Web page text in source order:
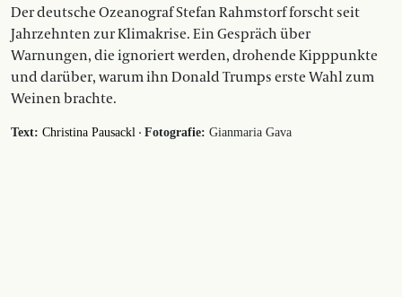
Der deutsche Ozeanograf Stefan Rahmstorf forscht seit
Jahrzehnten zur Klimakrise. Ein Gespräch über
Warnungen, die ignoriert werden, drohende Kipppunkte
und darüber, warum ihn Donald Trumps erste Wahl zum
Weinen brachte.
Text: Christina Pausackl · Fotografie: Gianmaria Gava